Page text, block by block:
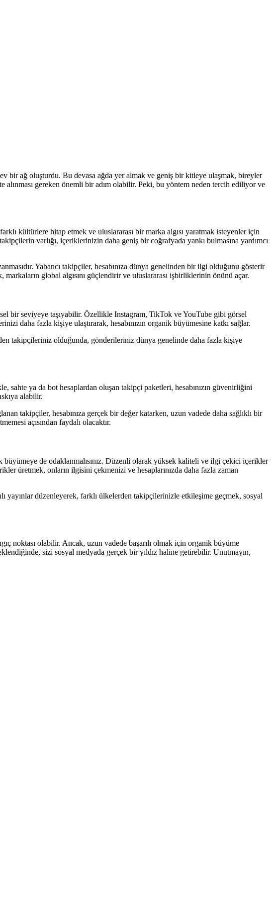
bir ağ oluşturdu. Bu devasa ağda yer almak ve geniş bir kitleye ulaşmak, bireyler
alınması gereken önemli bir adım olabilir. Peki, bu yöntem neden tercih ediliyor ve
kültürlere hitap etmek ve uluslararası bir marka algısı yaratmak isteyenler için
varlığı, içeriklerinizin daha geniş bir coğrafyada yankı bulmasına yardımcı
Yabancı takipçiler, hesabınıza dünya genelinden bir ilgi olduğunu gösterir
global algısını güçlendirir ve uluslararası işbirliklerinin önünü açar.
bir seviyeye taşıyabilir. Özellikle Instagram, TikTok ve YouTube gibi görsel
daha fazla kişiye ulaştırarak, hesabınızın organik büyümesine katkı sağlar.
takipçileriniz olduğunda, gönderileriniz dünya genelinde daha fazla kişiye
sahte ya da bot hesaplardan oluşan takipçi paketleri, hesabınızın güvenirliğini
alabilir.
takipçiler, hesabınıza gerçek bir değer katarken, uzun vadede daha sağlıklı bir
açısından faydalı olacaktır.
büyümeye de odaklanmalısınız. Düzenli olarak yüksek kaliteli ve ilgi çekici içerikler
üretmek, onların ilgisini çekmenizi ve hesaplarınızda daha fazla zaman
düzenleyerek, farklı ülkelerden takipçilerinizle etkileşime geçmek, sosyal
noktası olabilir. Ancak, uzun vadede başarılı olmak için organik büyüme
sizi sosyal medyada gerçek bir yıldız haline getirebilir. Unutmayın,